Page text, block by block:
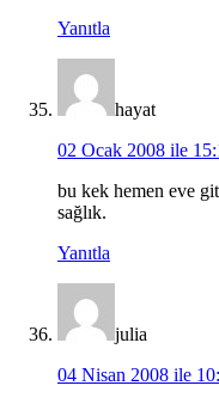
Yanıtla
hayat
02 Ocak 2008 ile
bu kek hemen eve
sağlık.
Yanıtla
julia
04 Nisan 2008 ile